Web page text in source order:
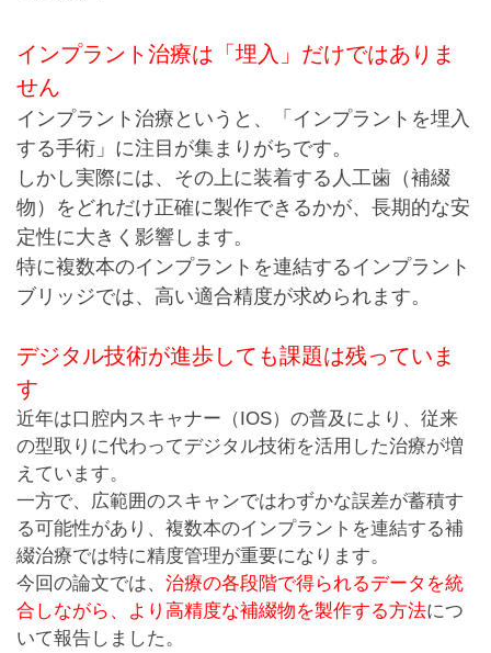
インプラント治療は「埋入」だけではありま
せん
インプラント治療というと、「インプラントを埋入
する手術」に注目が集まりがちです。
しかし実際には、その上に装着する人工歯（補綴
物）をどれだけ正確に製作できるかが、長期的な安
定性に大きく影響します。
特に複数本のインプラントを連結するインプラント
ブリッジでは、高い適合精度が求められます。
デジタル技術が進歩しても課題は残っていま
す
近年は口腔内スキャナー（IOS）の普及により、従来
の型取りに代わってデジタル技術を活用した治療が増
えています。
一方で、広範囲のスキャンではわずかな誤差が蓄積す
る可能性があり、複数本のインプラントを連結する補
綴治療では特に精度管理が重要になります。
今回の論文では、 治療の各段階で得られるデータを統
合しながら、より高精度な補綴物を製作する方法につ
いて報告しました。